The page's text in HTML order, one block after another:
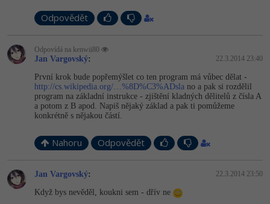
Projektový manažer
Databázový analytik
Copywriter
WordPress specialista
SQL
Návrh SW
Algoritmy -41%
Umělá inteligence (AI) -10%
Pro děti
Fórum
Odpovědět
Odpovídá na kenwii80
Jan Vargovský: 22.3.2014 23:40
První krok bude popřemýšlet co ten program má vůbec dělat -
http://cs.wikipedia.org/…%8D%C3%ADsla no a pak si rozdělil
program na základní instrukce - zjištění kladných dělitelů z čísla A
a potom z B apod. Napiš nějaký základ a pak ti pomůžeme
konkrétně s nějakou částí.
Nahoru Odpovědět
Jan Vargovský: 22.3.2014 23:50
Když bys nevěděl, koukni sem - dřív ne